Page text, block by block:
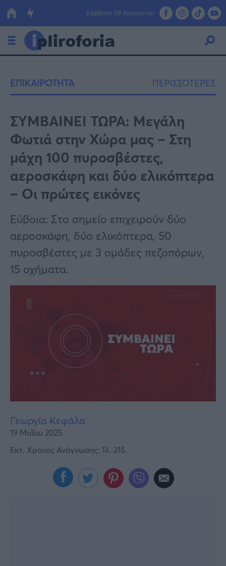
Σάββατο 08 Αυγούστου
Οικονομία
Πολιτική
Τράπεζες
Επιδοτήσεις
ΕΣΠΑ
Κόσμος
Lifestyle
Αθλητικά
Υγεία
Γυναίκα
Καιρός
Viral
Κουζίνα
ΕΠΙΚΑΙΡΟΤΗΤΑ ΠΕΡΙΣΣΟΤΕΡΕΣ
ΣΥΜΒΑΙΝΕΙ ΤΩΡΑ: Μεγάλη
Φωτιά στην Χώρα μας – Στη
μάχη 100 πυροσβέστες,
αεροσκάφη και δύο ελικόπτερα
– Οι πρώτες εικόνες
Εύβοια: Στο σημείο επιχειρούν δύο
αεροσκάφη, δύο ελικόπτερα, 50
πυροσβέστες με 3 ομάδες πεζοπόρων,
15 οχήματα.
Γεωργία Κεφάλα
19 Μαΐου 2025
Εκτ. Χρόνος Ανάγνωσης: 1λ. 21δ.